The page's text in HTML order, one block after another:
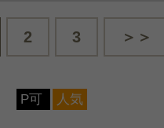
2 3 ＞＞
P可 人気